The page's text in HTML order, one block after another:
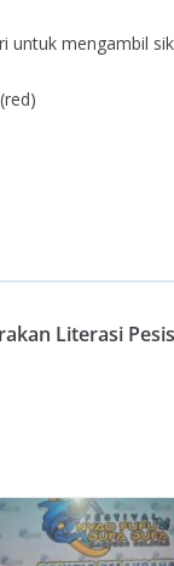
untuk mengambil
Literasi